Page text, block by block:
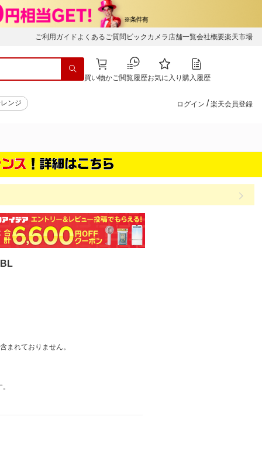
ご利用ガイド よくあるご質問 ビックカメラ店舗一覧会社概要楽天市場
買い物かご閲覧履歴お気に入り 購入履歴
ンジ ログイン / 楽天会員登録
まれておりません。